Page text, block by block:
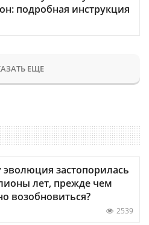
подробная инструкция
ЕЩЕ
застопорилась
лет, прежде чем
возобновиться?
2539